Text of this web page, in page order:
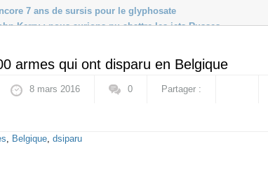
7 ans de sursis pour le glyphosate
Kerry : nous aurions pu abattre les jets Russes
armes qui ont disparu en Belgique
8 mars 2016 0 Partager :
, Belgique, dsiparu